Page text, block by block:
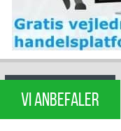
VI ANBEFALER